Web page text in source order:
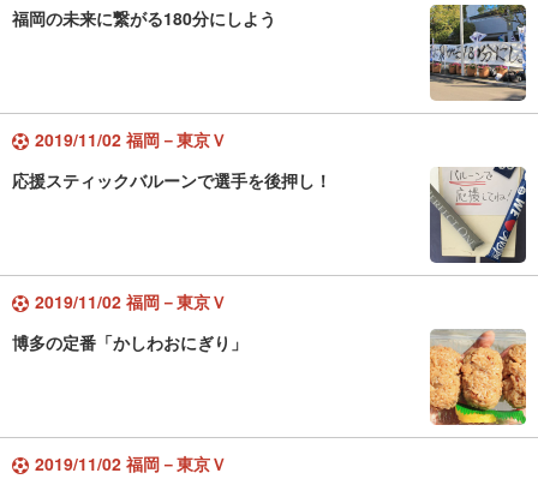
福岡の未来に繋がる180分にしよう
2019/11/02 福岡－東京Ｖ
応援スティックバルーンで選手を後押し！
2019/11/02 福岡－東京Ｖ
博多の定番「かしわおにぎり」
2019/11/02 福岡－東京Ｖ